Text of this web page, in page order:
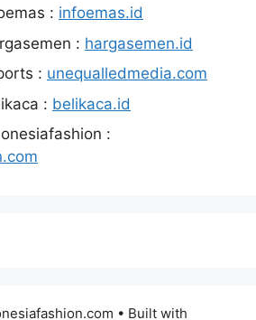
: infoemas.id
: hargasemen.id
: unequalledmedia.com
: belikaca.id
:
• Built with